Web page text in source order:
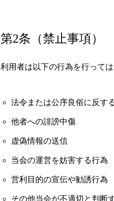
第2条（禁止事項）
利用者は以下の行為を行っては
法令または公序良俗に反す
他者への誹謗中傷
虚偽情報の送信
当会の運営を妨害する行為
営利目的の宣伝や勧誘行為
その他当会が不適切と判断